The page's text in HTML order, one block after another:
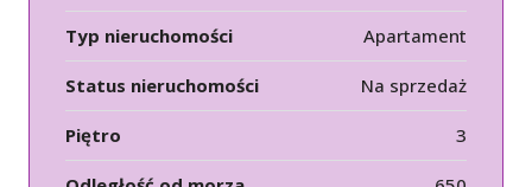
Typ nieruchomości Apartament
Status nieruchomości Na sprzedaż
Piętro 3